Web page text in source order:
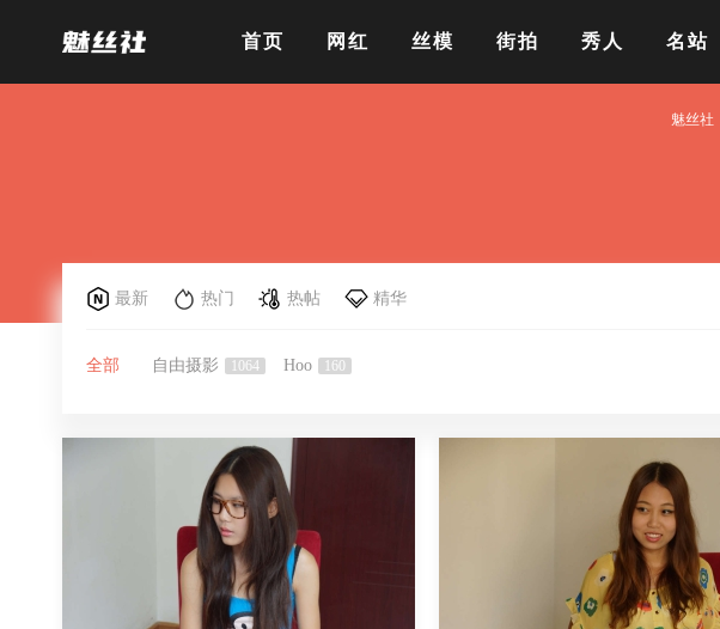
首页 网红 丝模 街拍 秀人 名站
魅丝社
最新 热门 热帖 精华
全部 自由摄影 1064 Hoo 160